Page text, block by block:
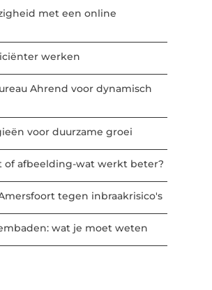
met een online
werken
Ahrend voor dynamisch
voor duurzame groei
of afbeelding-wat werkt beter?
tegen inbraakrisico's
wat je moet weten